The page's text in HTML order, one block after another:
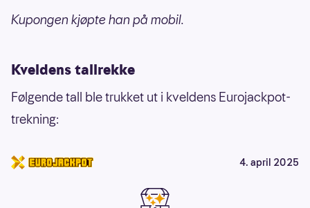
Kupongen kjøpte han på mobil.
Kveldens tallrekke
Følgende tall ble trukket ut i kveldens Eurojackpot-
trekning:
4. april 2025